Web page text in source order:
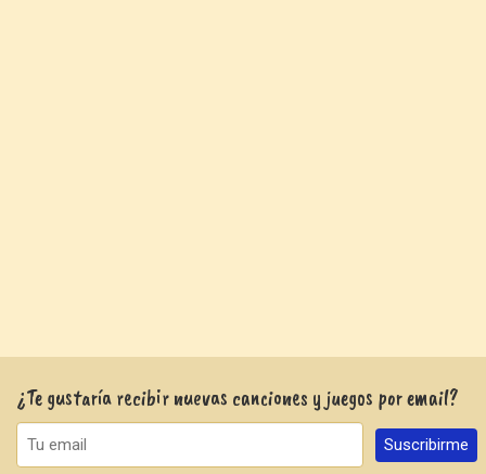
¿Te gustaría recibir nuevas canciones y juegos por email?